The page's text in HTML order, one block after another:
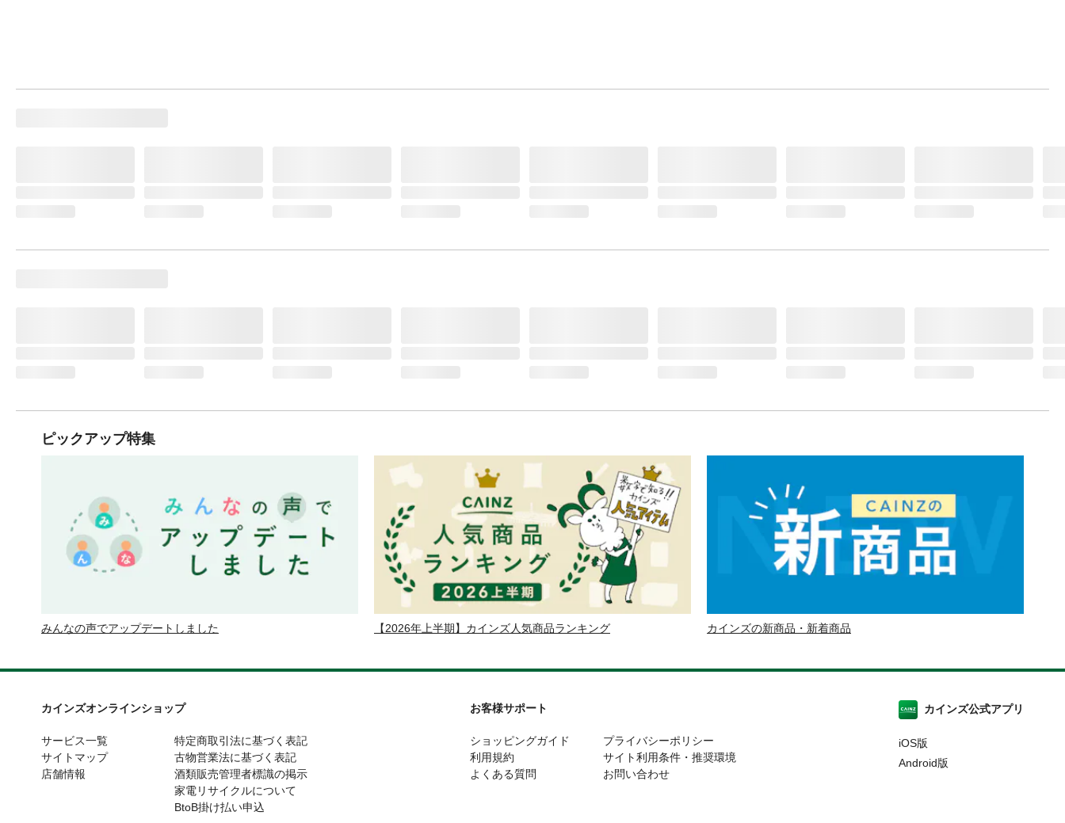
ピックアップ特集
みんなの声でアップデートしました 【2026年上半期】カインズ人気商品ランキング カインズの新商品・新着商品
カインズオンラインショップ
サービス一覧
サイトマップ
店舗情報
特定商取引法に基づく表記
古物営業法に基づく表記
酒類販売管理者標識の掲示
家電リサイクルについて
BtoB掛け払い申込
お客様サポート
ショッピングガイド
利用規約
よくある質問
プライバシーポリシー
サイト利用条件・推奨環境
お問い合わせ
カインズ公式アプリ
iOS版
Android版